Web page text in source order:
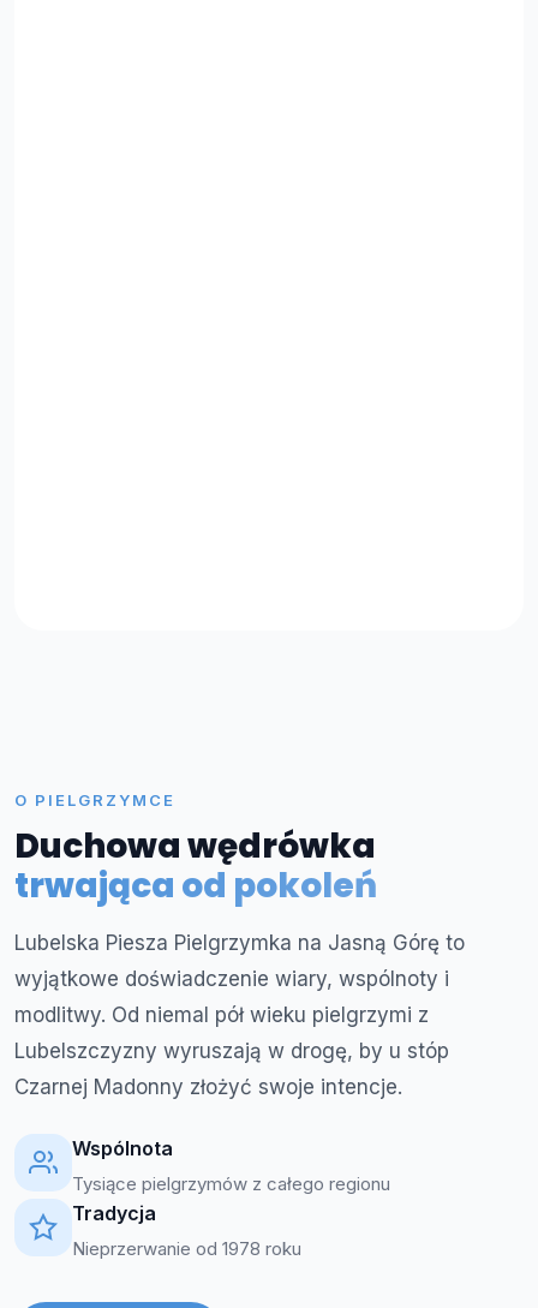
O PIELGRZYMCE
Duchowa wędrówka
trwająca od pokoleń
Lubelska Piesza Pielgrzymka na Jasną Górę to
wyjątkowe doświadczenie wiary, wspólnoty i
modlitwy. Od niemal pół wieku pielgrzymi z
Lubelszczyzny wyruszają w drogę, by u stóp
Czarnej Madonny złożyć swoje intencje.
Wspólnota
Tysiące pielgrzymów z całego regionu
Tradycja
Nieprzerwanie od 1978 roku